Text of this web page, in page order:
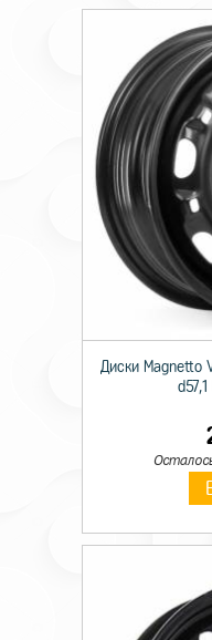
Диски Magnetto